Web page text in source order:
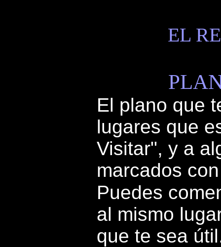
EL
El plano que
lugares que
Visitar", y a
marcados
Puedes
al mismo
que te sea